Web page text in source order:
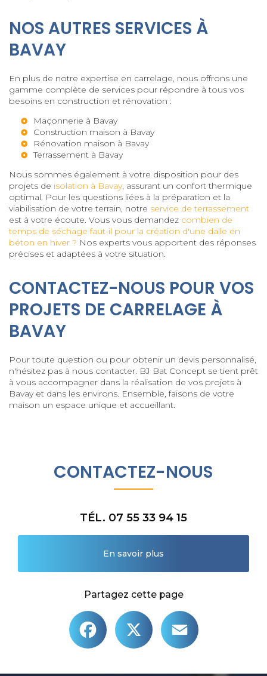
NOS AUTRES SERVICES À
BAVAY
En plus de notre expertise en carrelage, nous offrons une
gamme complète de services pour répondre à tous vos
besoins en construction et rénovation :
Maçonnerie à Bavay
Construction maison à Bavay
Rénovation maison à Bavay
Terrassement à Bavay
Nous sommes également à votre disposition pour des
projets de isolation à Bavay, assurant un confort thermique
optimal. Pour les questions liées à la préparation et la
viabilisation de votre terrain, notre service de terrassement
est à votre écoute. Vous vous demandez combien de
temps de séchage faut-il pour la création d'une dalle en
béton en hiver ? Nos experts vous apportent des réponses
précises et adaptées à votre situation.
CONTACTEZ-NOUS POUR VOS
PROJETS DE CARRELAGE À
BAVAY
Pour toute question ou pour obtenir un devis personnalisé,
n'hésitez pas à nous contacter. BJ Bat Concept se tient prêt
à vous accompagner dans la réalisation de vos projets à
Bavay et dans les environs. Ensemble, faisons de votre
maison un espace unique et accueillant.
CONTACTEZ-NOUS
TÉL. 07 55 33 94 15
En savoir plus
Partagez cette page
Facebook